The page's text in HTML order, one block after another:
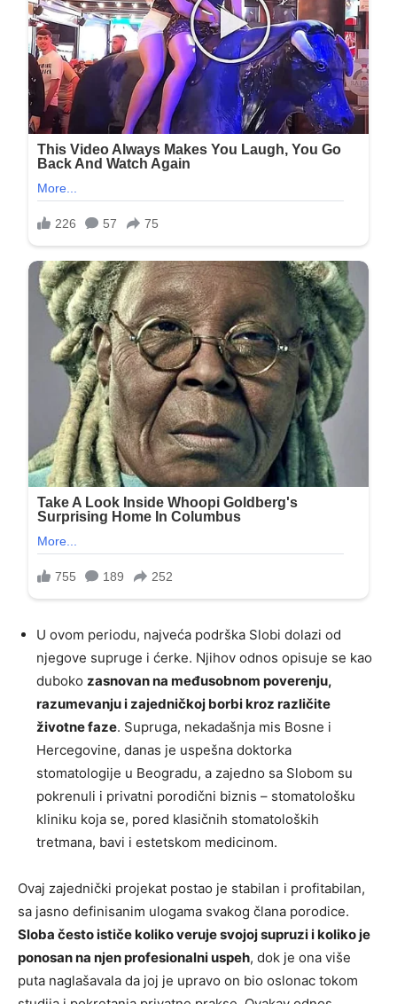
U ovom periodu, najveća podrška Slobi dolazi od
njegove supruge i ćerke. Njihov odnos opisuje se kao
duboko zasnovan na međusobnom poverenju,
razumevanju i zajedničkoj borbi kroz različite
životne faze. Supruga, nekadašnja mis Bosne i
Hercegovine, danas je uspešna doktorka
stomatologije u Beogradu, a zajedno sa Slobom su
pokrenuli i privatni porodični biznis – stomatološku
kliniku koja se, pored klasičnih stomatoloških
tretmana, bavi i estetskom medicinom.
Ovaj zajednički projekat postao je stabilan i profitabilan,
sa jasno definisanim ulogama svakog člana porodice.
Sloba često ističe koliko veruje svojoj supruzi i koliko je
ponosan na njen profesionalni uspeh, dok je ona više
puta naglašavala da joj je upravo on bio oslonac tokom